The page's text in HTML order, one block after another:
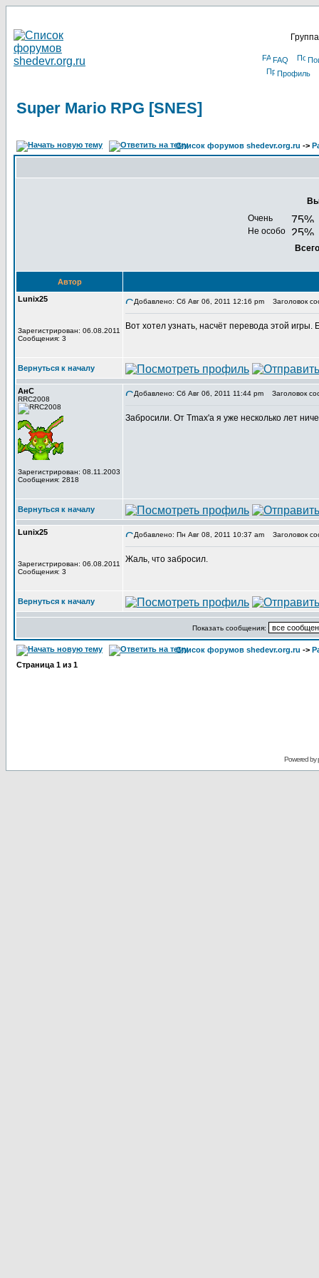
FAQ
Профиль
Super Mario RPG [SNES]
Список форумов shedevr.org.ru ->
Очень
Не особо
Автор
Lunix25
Зарегистрирован: 06.08.2011
Сообщения: 3
Добавлено: Сб Авг 06, 2011 12:16 pm Заголовок
Вот хотел узнать, насчёт перевода этой
Вернуться к началу
АнС
RRC2008
Зарегистрирован: 08.11.2003
Сообщения: 2818
Добавлено: Сб Авг 06, 2011 11:44 pm Заголовок
Забросили. От Tmax'а я уже несколько лет
Вернуться к началу
Lunix25
Зарегистрирован: 06.08.2011
Сообщения: 3
Добавлено: Пн Авг 08, 2011 10:37 am Заголовок
Жаль, что забросил.
Вернуться к началу
Показать сообщения:
Список форумов shedevr.org.ru ->
Страница 1 из 1
Powered by